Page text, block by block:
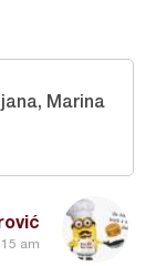
am
Marina